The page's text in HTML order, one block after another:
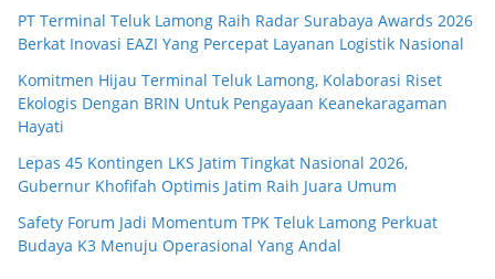
PT Terminal Teluk Lamong Raih Radar Surabaya Awards 2026
Berkat Inovasi EAZI Yang Percepat Layanan Logistik Nasional
Komitmen Hijau Terminal Teluk Lamong, Kolaborasi Riset
Ekologis Dengan BRIN Untuk Pengayaan Keanekaragaman
Hayati
Lepas 45 Kontingen LKS Jatim Tingkat Nasional 2026,
Gubernur Khofifah Optimis Jatim Raih Juara Umum
Safety Forum Jadi Momentum TPK Teluk Lamong Perkuat
Budaya K3 Menuju Operasional Yang Andal